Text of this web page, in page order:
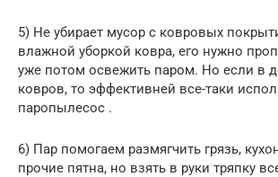
5) Не убирает мусор с ковровых
влажной уборкой ковра, его нужно
уже потом освежить паром. Но если в
ковров, то эффективней все-таки
паропылесос .
6) Пар помогаем размягчить грязь,
прочие пятна, но взять в руки тряпку